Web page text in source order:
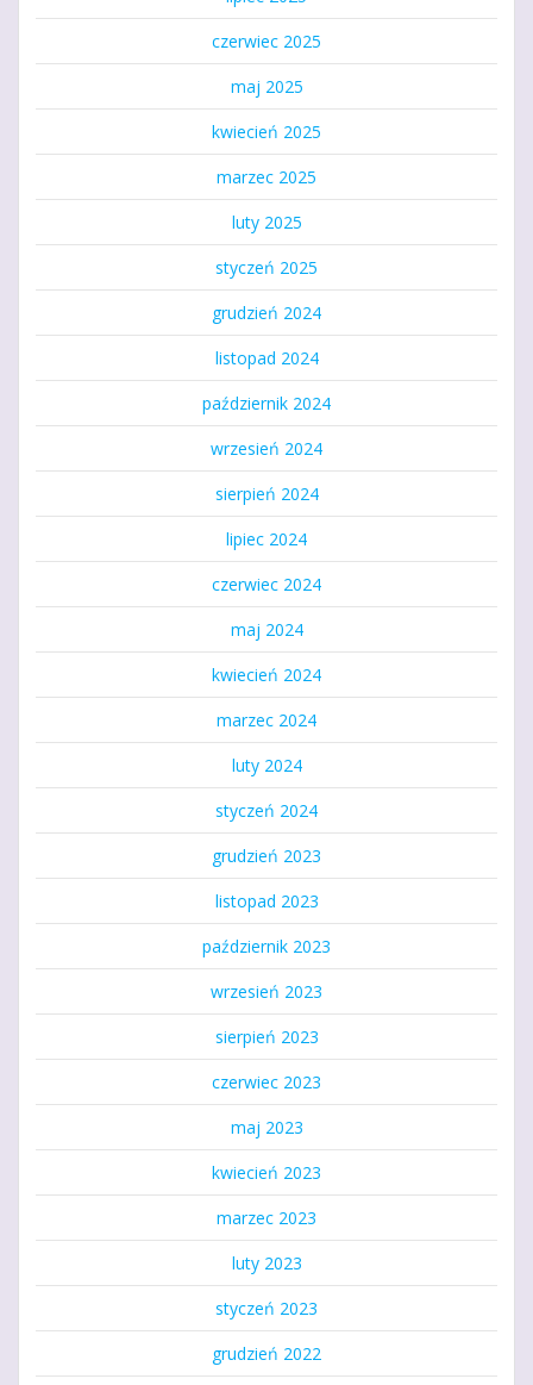
czerwiec 2025
maj 2025
kwiecień 2025
marzec 2025
luty 2025
styczeń 2025
grudzień 2024
listopad 2024
październik 2024
wrzesień 2024
sierpień 2024
lipiec 2024
czerwiec 2024
maj 2024
kwiecień 2024
marzec 2024
luty 2024
styczeń 2024
grudzień 2023
listopad 2023
październik 2023
wrzesień 2023
sierpień 2023
czerwiec 2023
maj 2023
kwiecień 2023
marzec 2023
luty 2023
styczeń 2023
grudzień 2022